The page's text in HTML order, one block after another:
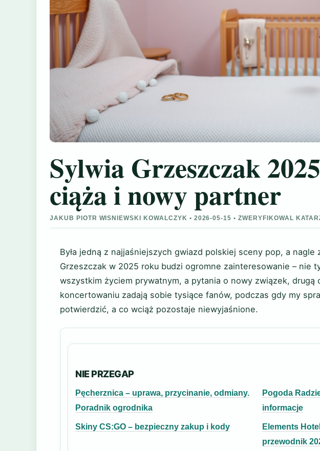
Sylwia Grzeszczak
ciąża i nowy partner
JAKUB PIOTR WISNIEWSKI KOWALCZYK • 2026-05-15 • ZWERYFIKOWAL
Była jedną z najjaśniejszych gwiazd polskiej sceny pop, a nagle
Grzeszczak w 2025 roku budzi ogromne zainteresowanie – nie
wszystkim życiem prywatnym, a pytania o nowy związek,
koncertowaniu zadają sobie tysiące fanów, podczas gdy my
potwierdzić, a co wciąż pozostaje niewyjaśnione.
NIE PRZEGAP
Pęcherznica – uprawa, przycinanie, odmiany.
Poradnik ogrodnika
Pogoda
informacje
Skiny CS:GO – bezpieczny zakup i kody
Elements
przewodnik